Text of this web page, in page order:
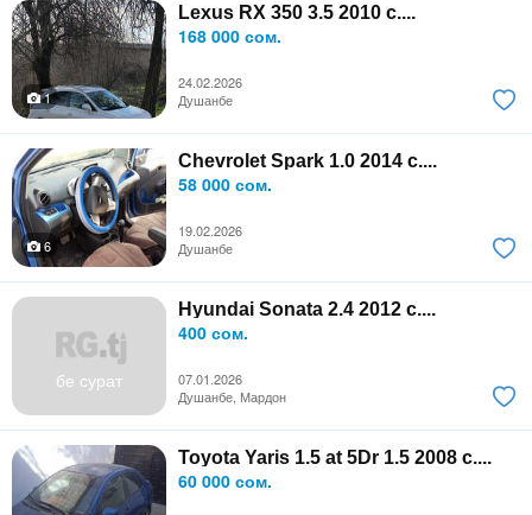
Lexus RX 350 3.5 2010 с....
168 000 сом.
24.02.2026
1
Душанбе
Chevrolet Spark 1.0 2014 с....
58 000 сом.
19.02.2026
6
Душанбе
бе сурат
Hyundai Sonata 2.4 2012 с....
400 сом.
07.01.2026
Душанбе, Мардон
Toyota Yaris 1.5 at 5Dr 1.5 2008 с....
60 000 сом.